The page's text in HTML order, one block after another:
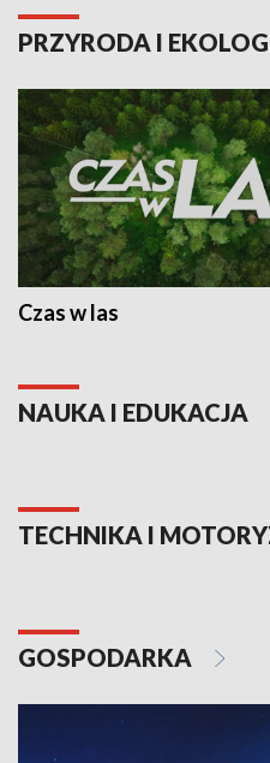
PRZYRODA I
Czas w las
NAUKA I EDUKACJA
TECHNIKA I
GOSPODARKA